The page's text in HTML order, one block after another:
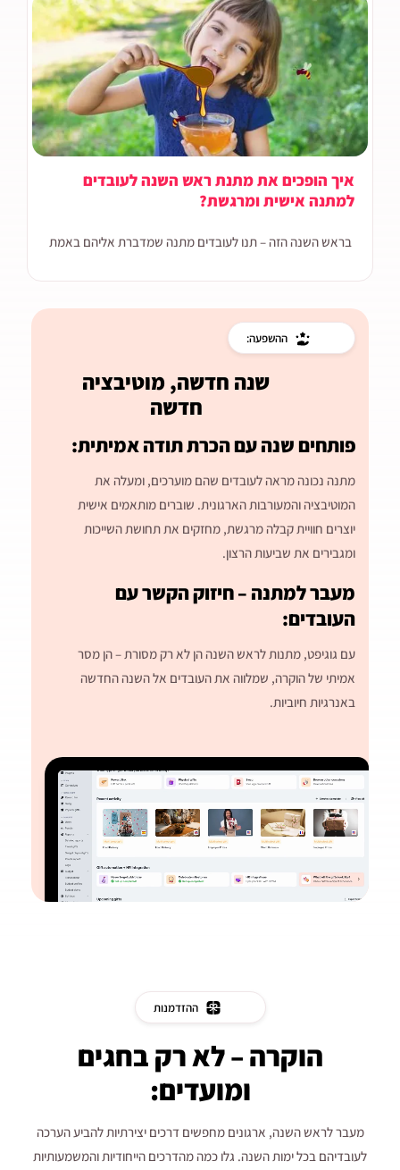
איך הופכים את מתנת ראש השנה לעובדים
למתנה אישית ומרגשת?
בראש השנה הזה – תנו לעובדים מתנה שמדברת אליהם באמת
ההשפעה:
שנה חדשה, מוטיבציה
חדשה
פותחים שנה עם הכרת תודה אמיתית:
מתנה נכונה מראה לעובדים שהם מוערכים, ומעלה את
המוטיבציה והמעורבות הארגונית. שוברים מותאמים אישית
יוצרים חוויית קבלה מרגשת, מחזקים את תחושת השייכות
ומגבירים את שביעות הרצון.
מעבר למתנה – חיזוק הקשר עם
העובדים:
עם גוגיפט, מתנות לראש השנה הן לא רק מסורת – הן מסר
אמיתי של הוקרה, שמלווה את העובדים אל השנה החדשה
באנרגיות חיוביות.
ההזדמנות
הוקרה – לא רק בחגים
ומועדים:
מעבר לראש השנה, ארגונים מחפשים דרכים יצירתיות להביע הערכה
לעובדיהם בכל ימות השנה. גלו כמה מהדרכים הייחודיות והמשמעותיות